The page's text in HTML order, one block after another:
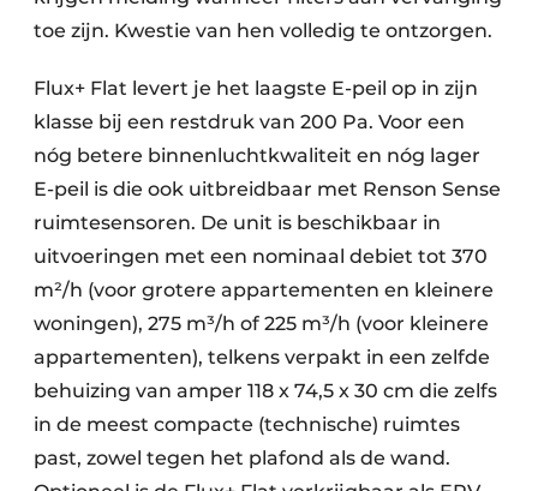
toe zijn. Kwestie van hen volledig te ontzorgen.
Flux+ Flat levert je het laagste E-peil op in zijn
klasse bij een restdruk van 200 Pa. Voor een
nóg betere binnenluchtkwaliteit en nóg lager
E-peil is die ook uitbreidbaar met Renson Sense
ruimtesensoren. De unit is beschikbaar in
uitvoeringen met een nominaal debiet tot 370
m²/h (voor grotere appartementen en kleinere
woningen), 275 m³/h of 225 m³/h (voor kleinere
appartementen), telkens verpakt in een zelfde
behuizing van amper 118 x 74,5 x 30 cm die zelfs
in de meest compacte (technische) ruimtes
past, zowel tegen het plafond als de wand.